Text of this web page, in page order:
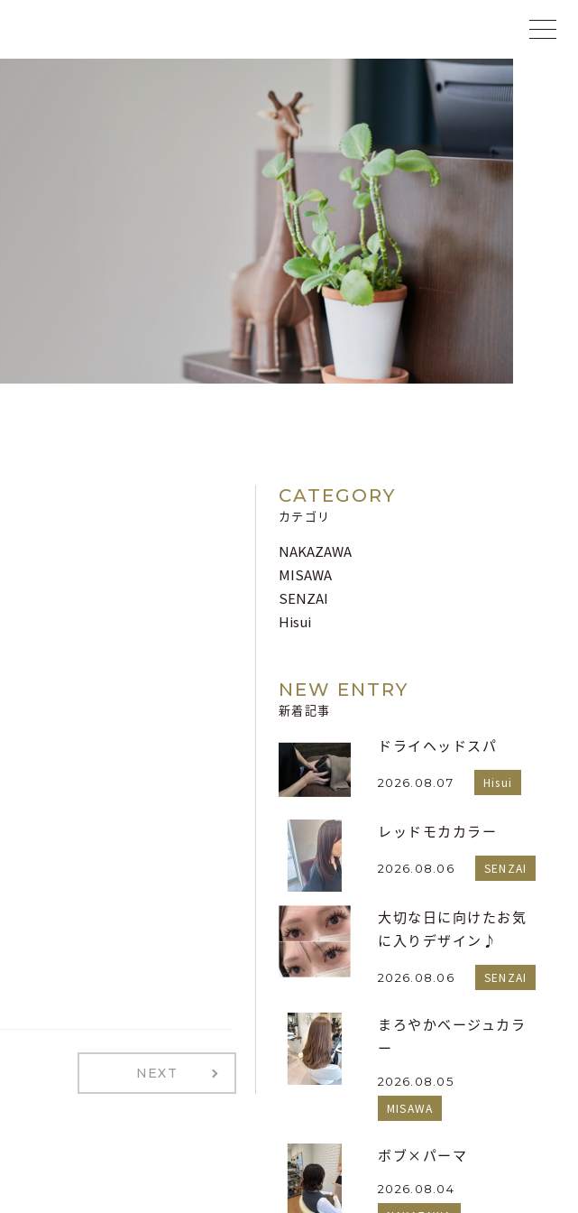
NEXT
CATEGORY
カテゴリ
NAKAZAWA
MISAWA
SENZAI
Hisui
NEW ENTRY
新着記事
ドライヘッドスパ
2026.08.07 Hisui
レッドモカカラー
2026.08.06 SENZAI
大切な日に向けたお気
に入りデザイン♪
2026.08.06 SENZAI
まろやかベージュカラ
ー
2026.08.05
MISAWA
ボブ×パーマ
2026.08.04